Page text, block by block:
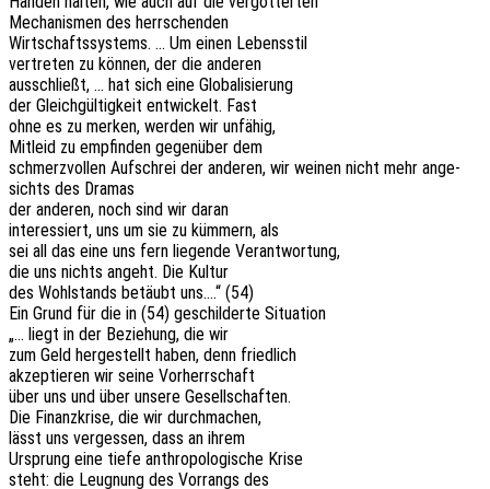
Mecha­nis­men des herrschenden
Wirt­schafts­sys­tems. … Um einen Lebensstil
vertre­ten zu können, der die anderen
ausschließt, … hat sich eine Globalisierung
der Gleich­gül­tig­keit entwi­ckelt. Fast
ohne es zu merken, werden wir unfähig,
Mitleid zu empfin­den gegen­über dem
schmerz­vol­len Aufschrei der ande­ren, wir weinen nicht mehr ange­
sichts des Dramas
der ande­ren, noch sind wir daran
inter­es­siert, uns um sie zu kümmern, als
sei all das eine uns fern liegen­de Verantwortung,
die uns nichts angeht. Die Kultur
des Wohl­stands betäubt uns….“ (54)
Ein Grund für die in (54) geschil­der­te Situation
„… liegt in der Bezie­hung, die wir
zum Geld herge­stellt haben, denn friedlich
akzep­tie­ren wir seine Vorherrschaft
über uns und über unsere Gesellschaften.
Die Finanz­kri­se, die wir durchmachen,
lässt uns verges­sen, dass an ihrem
Ursprung eine tiefe anthro­po­lo­gi­sche Krise
steht: die Leug­nung des Vorrangs des